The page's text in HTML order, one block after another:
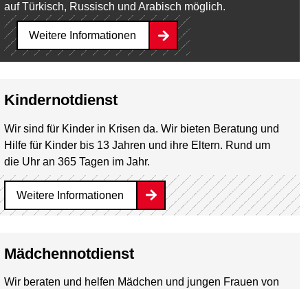
auf Türkisch, Russisch und Arabisch möglich.
Weitere Informationen
Kindernotdienst
Wir sind für Kinder in Krisen da. Wir bieten Beratung und
Hilfe für Kinder bis 13 Jahren und ihre Eltern. Rund um
die Uhr an 365 Tagen im Jahr.
Weitere Informationen
Mädchennotdienst
Wir beraten und helfen Mädchen und jungen Frauen von